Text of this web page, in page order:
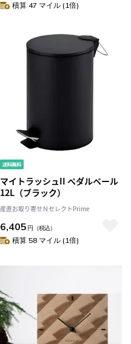
積算 47 マイル (1倍)
マイトラッシュII ペダルペール
12L（ブラック）
産直お取り寄せＮセレクトPrime
6,405 円 （税込）
積算 58 マイル (1倍)